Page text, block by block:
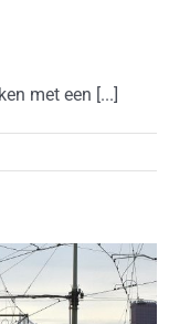
met een [...]